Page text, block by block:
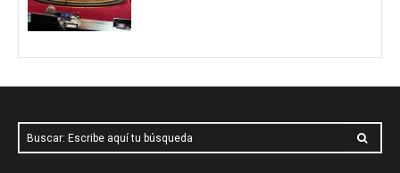
Buscar: Escribe aquí tu búsqueda